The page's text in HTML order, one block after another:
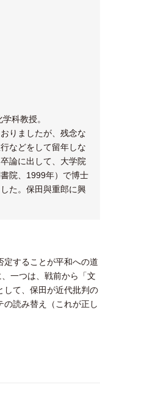
科教授。
りましたが、残念な
などをして留年しな
論に出して、大学院
院、1999年）で博士
た。保田與重郎に興
することが平和への道
一つは、戦前から「文
して、保田が近代批判の
読み替え（これが正し